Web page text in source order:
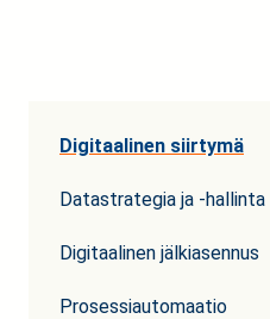
Digitaalinen siirtymä
Datastrategia ja -hallinta
Digitaalinen jälkiasennus
Prosessiautomaatio